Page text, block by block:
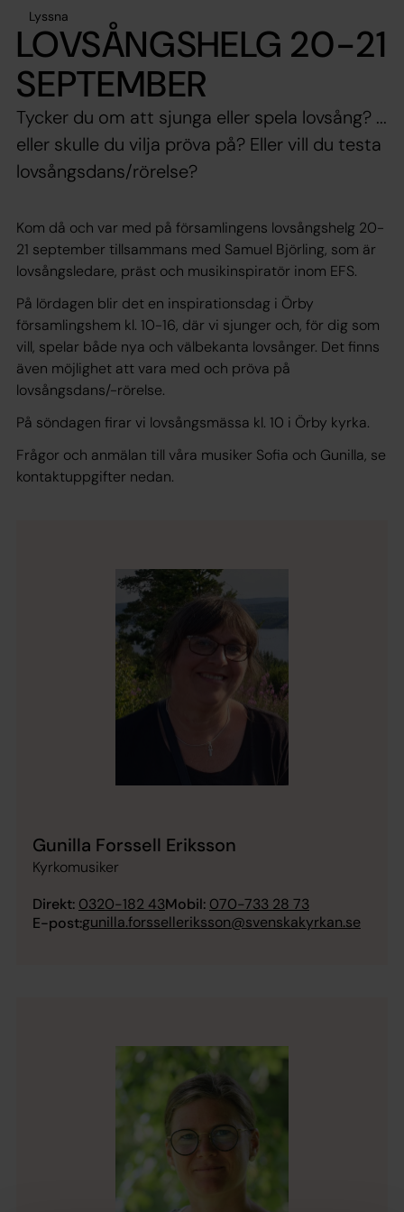
Lyssna
LOVSÅNGSHELG 20-21
SEPTEMBER
Tycker du om att sjunga eller spela lovsång? ...
eller skulle du vilja pröva på? Eller vill du testa
lovsångsdans/rörelse?
Kom då och var med på församlingens lovsångshelg 20-
21 september tillsammans med Samuel Björling, som är
lovsångsledare, präst och musikinspiratör inom EFS.
På lördagen blir det en inspirationsdag i Örby
församlingshem kl. 10-16, där vi sjunger och, för dig som
vill, spelar både nya och välbekanta lovsånger. Det finns
även möjlighet att vara med och pröva på
lovsångsdans/-rörelse.
På söndagen firar vi lovsångsmässa kl. 10 i Örby kyrka.
Frågor och anmälan till våra musiker Sofia och Gunilla, se
kontaktuppgifter nedan.
Gunilla Forssell Eriksson
Kyrkomusiker
Direkt: 0320-182 43Mobil: 070-733 28 73
E-post:gunilla.forsselleriksson@svenskakyrkan.se